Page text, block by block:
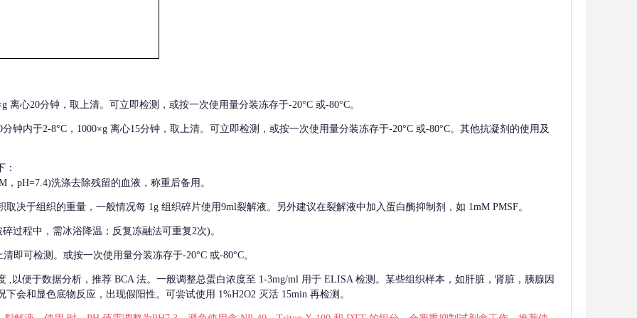
离心20分钟，取上清。可立即检测，或按一次使用量分装冻存于-20°C 或-80°C。
钟内于2-8°C，1000×g 离心15分钟，取上清。可立即检测，或按一次使用量分装冻存于-20°C 或-80°C。其他抗凝剂的使用及
，pH=7.4)洗涤去除残留的血液，称重后备用。
取决于组织的重量，一般情况每 1g 组织碎片使用9ml裂解液。另外建议在裂解液中加入蛋白酶抑制剂，如 1mM PMSF。
过程中，需冰浴降温；反复冻融法可重复2次)。
即可检测。或按一次使用量分装冻存于-20°C 或-80°C。
,以便于数据分析，推荐 BCA 法。一般调整总蛋白浓度至 1-3mg/ml 用于 ELISA 检测。某些组织样本，如肝脏，肾脏，胰腺因
会和显色底物反应，出现假阳性。可尝试使用 1%H2O2 灭活 15min 再检测。